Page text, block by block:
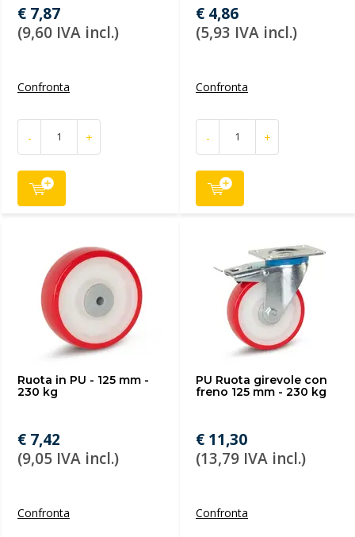
€ 7,87
(9,60 IVA incl.)
Confronta
- +
€ 4,86
(5,93 IVA incl.)
Confronta
- +
Ruota in PU - 125 mm -
230 kg
€ 7,42
(9,05 IVA incl.)
Confronta
PU Ruota girevole con
freno 125 mm - 230 kg
€ 11,30
(13,79 IVA incl.)
Confronta